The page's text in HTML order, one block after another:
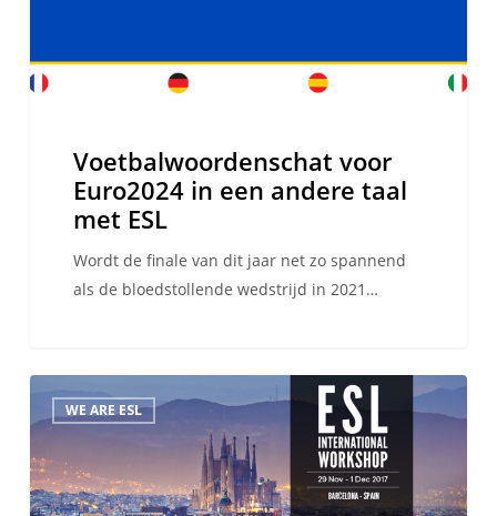
Voetbalwoordenschat voor
Euro2024 in een andere taal
met ESL
Wordt de finale van dit jaar net zo spannend
als de bloedstollende wedstrijd in 2021…
winnaars
de
2017
WE ARE ESL